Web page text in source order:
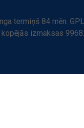
termiņš 84 mēn.
izmaksas